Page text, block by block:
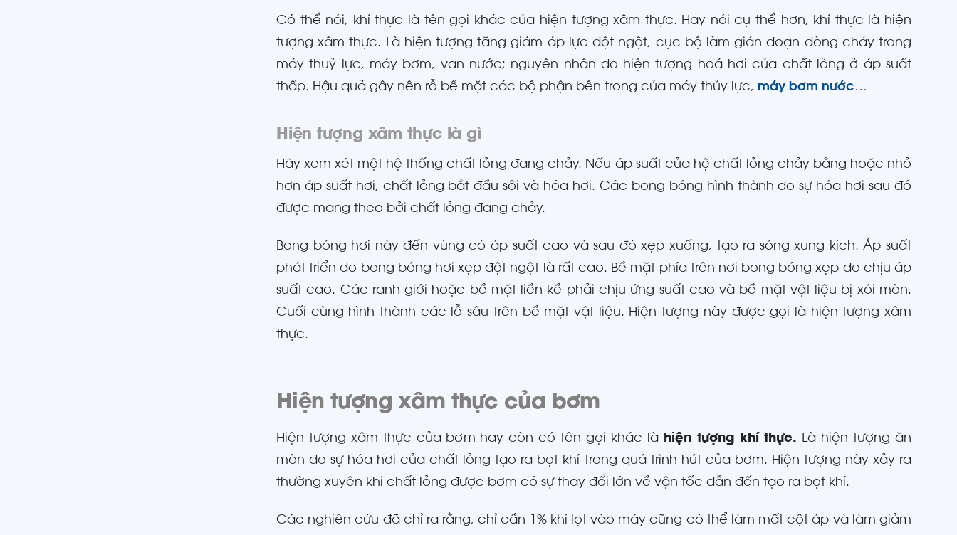
Có thể nói, khí thực là tên gọi khác của hiện tượng xâm thực. Hay nói cụ thể hơn, khí thực là hiện
tượng xâm thực. Là hiện tượng tăng giảm áp lực đột ngột, cục bộ làm gián đoạn dòng chảy trong
máy thuỷ lực, máy bơm, van nước; nguyên nhân do hiện tượng hoá hơi của chất lỏng ở áp suất
thấp. Hậu quả gây nên rỗ bề mặt các bộ phận bên trong của máy thủy lực, máy bơm nước…
Hiện tượng xâm thực là gì
Hãy xem xét một hệ thống chất lỏng đang chảy. Nếu áp suất của hệ chất lỏng chảy bằng hoặc nhỏ
hơn áp suất hơi, chất lỏng bắt đầu sôi và hóa hơi. Các bong bóng hình thành do sự hóa hơi sau đó
được mang theo bởi chất lỏng đang chảy.
Bong bóng hơi này đến vùng có áp suất cao và sau đó xẹp xuống, tạo ra sóng xung kích. Áp suất
phát triển do bong bóng hơi xẹp đột ngột là rất cao. Bề mặt phía trên nơi bong bóng xẹp do chịu áp
suất cao. Các ranh giới hoặc bề mặt liền kề phải chịu ứng suất cao và bề mặt vật liệu bị xói mòn.
Cuối cùng hình thành các lỗ sâu trên bề mặt vật liệu. Hiện tượng này được gọi là hiện tượng xâm
thực.
Hiện tượng xâm thực của bơm
Hiện tượng xâm thực của bơm hay còn có tên gọi khác là hiện tượng khí thực. Là hiện tượng ăn
mòn do sự hóa hơi của chất lỏng tạo ra bọt khí trong quá trình hút của bơm. Hiện tượng này xảy ra
thường xuyên khi chất lỏng được bơm có sự thay đổi lớn về vận tốc dẫn đến tạo ra bọt khí.
Các nghiên cứu đã chỉ ra rằng, chỉ cần 1% khí lọt vào máy cũng có thể làm mất cột áp và làm giảm